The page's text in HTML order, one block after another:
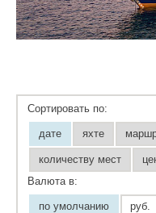
Сортировать по:
дате яхте
количеству мест
Валюта в:
по умолчанию руб.